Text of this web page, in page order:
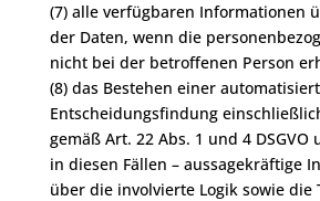
(7) alle verfügbaren Informationen
der Daten, wenn die
nicht bei der betroffenen Person
(8) das Bestehen einer
Entscheidungsfindung
gemäß Art. 22 Abs. 1 und 4 DSGVO
in diesen Fällen – aussagekräftige
über die involvierte Logik sowie die